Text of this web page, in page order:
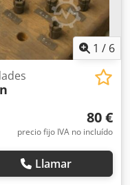
1 / 6
80 €
precio fijo IVA no incluído
Llamar